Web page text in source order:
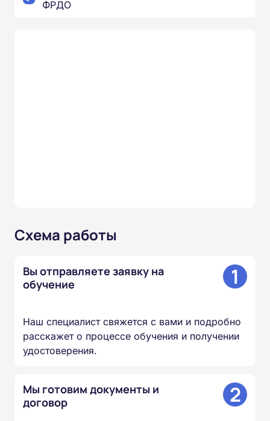
ФРДО
Схема работы
Вы отправляете заявку на
обучение
1
Наш специалист свяжется с вами и подробно
расскажет о процессе обучения и получении
удостоверения.
Мы готовим документы и
договор
2